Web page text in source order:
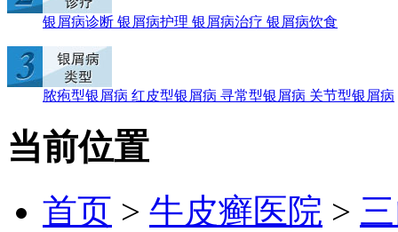
银屑病诊断 银屑病护理 银屑病治疗 银屑病饮食
脓疱型银屑病 红皮型银屑病 寻常型银屑病 关节型银屑病
当前位置
首页 > 牛皮癣医院 >